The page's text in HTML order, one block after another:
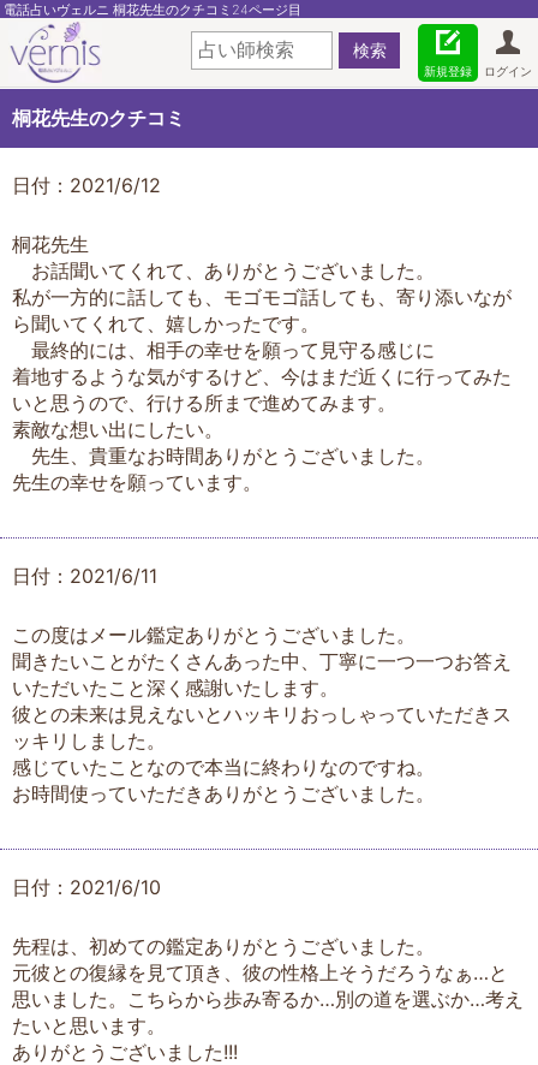
電話占いヴェルニ 桐花先生のクチコミ24ページ目
ログイン
新規登録
桐花先生のクチコミ
日付：2021/6/12
桐花先生
お話聞いてくれて、ありがとうございました。
私が一方的に話しても、モゴモゴ話しても、寄り添いなが
ら聞いてくれて、嬉しかったです。
最終的には、相手の幸せを願って見守る感じに
着地するような気がするけど、今はまだ近くに行ってみた
いと思うので、行ける所まで進めてみます。
素敵な想い出にしたい。
先生、貴重なお時間ありがとうございました。
先生の幸せを願っています。
日付：2021/6/11
この度はメール鑑定ありがとうございました。
聞きたいことがたくさんあった中、丁寧に一つ一つお答え
いただいたこと深く感謝いたします。
彼との未来は見えないとハッキリおっしゃっていただきス
ッキリしました。
感じていたことなので本当に終わりなのですね。
お時間使っていただきありがとうございました。
日付：2021/6/10
先程は、初めての鑑定ありがとうございました。
元彼との復縁を見て頂き、彼の性格上そうだろうなぁ…と
思いました。こちらから歩み寄るか…別の道を選ぶか…考え
たいと思います。
ありがとうございました!!!